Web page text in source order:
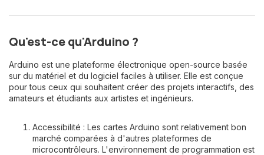
Qu'est-ce qu'Arduino ?
Arduino est une plateforme électronique open-source basée
sur du matériel et du logiciel faciles à utiliser. Elle est conçue
pour tous ceux qui souhaitent créer des projets interactifs, des
amateurs et étudiants aux artistes et ingénieurs.
Accessibilité : Les cartes Arduino sont relativement bon
marché comparées à d'autres plateformes de
microcontrôleurs. L'environnement de programmation est